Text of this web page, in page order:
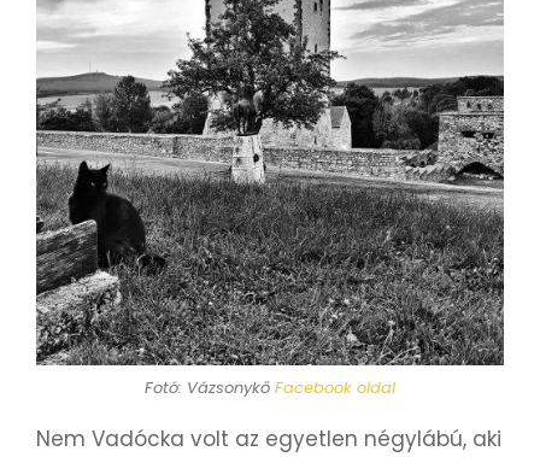
Fotó: Vázsonykő Facebook oldal
Nem Vadócka volt az egyetlen négylábú, aki